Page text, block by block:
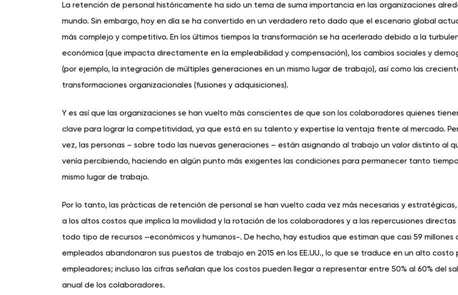
La retención de personal históricamente ha sido un tema de suma importancia en las organizaciones
mundo. Sin embargo, hoy en día se ha convertido en un verdadero reto dado que el escenario global
más complejo y competitivo. En los últimos tiempos la transformación se ha acerlerado debido a la
económica (que impacta directamente en la empleabilidad y compensación), los cambios sociales y
(por ejemplo, la integración de múltiples generaciones en un mismo lugar de trabajo), así como las
transformaciones organizacionales (fusiones y adquisiciones).
Y es así que las organizaciones se han vuelto más conscientes de que son los colaboradores quienes
clave para lograr la competitividad, ya que está en su talento y expertise la ventaja frente al mercado.
vez, las personas – sobre todo las nuevas generaciones – están asignando al trabajo un valor distinto al
venía percibiendo, haciendo en algún punto más exigentes las condiciones para permanecer tanto
mismo lugar de trabajo.
Por lo tanto, las prácticas de retención de personal se han vuelto cada vez más necesarias y
a los altos costos que implica la movilidad y la rotación de los colaboradores y a las repercusiones directas
todo tipo de recursos –económicos y humanos-. De hecho, hay estudios que estiman que casi 59 millones
empleados abandonaron sus puestos de trabajo en 2015 en los EE.UU., lo que se traduce en un alto costo
empleadores; incluso las cifras señalan que los costos pueden llegar a representar entre 50% al 60% del
anual de los colaboradores.